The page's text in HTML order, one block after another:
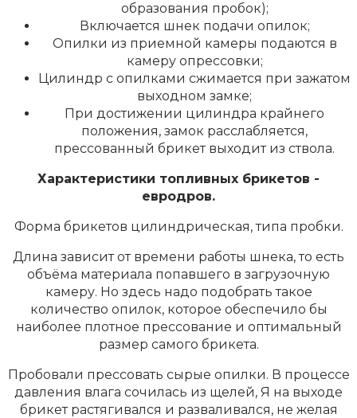
образования пробок);
Включается шнек подачи опилок;
Опилки из приемной камеры подаются в
камеру опрессовки;
Цилиндр с опилками сжимается при зажатом
выходном замке;
При достижении цилиндра крайнего
положения, замок расслабляется,
прессованный брикет выходит из ствола.
Характеристики топливных брикетов -
евродров.
Форма брикетов цилиндрическая, типа пробки.
Длина зависит от времени работы шнека, то есть
объёма материала попавшего в загрузочную
камеру. Но здесь надо подобрать такое
количество опилок, которое обеспечило бы
наиболее плотное прессование и оптимальный
размер самого брикета.
Пробовали прессовать сырые опилки. В процессе
давления влага сочилась из щелей, Я на выходе
брикет растягивался и разваливался, не желая